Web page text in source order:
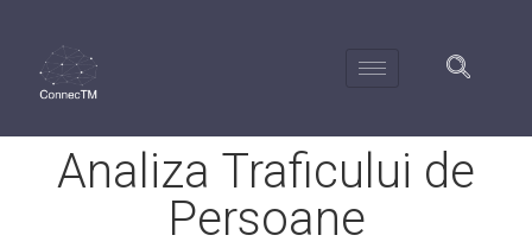
Analiza Traficului de
Persoane